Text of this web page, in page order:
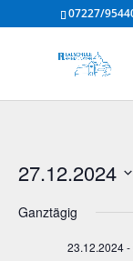
07227/
27.12.2024
wählen.
Ganztägig
23.12.2024-